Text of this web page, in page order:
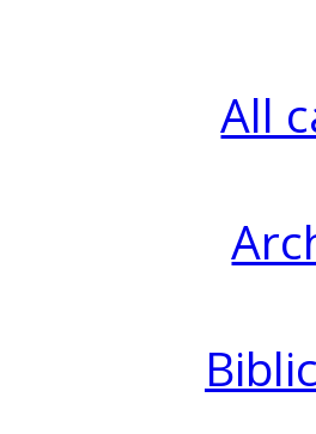
All